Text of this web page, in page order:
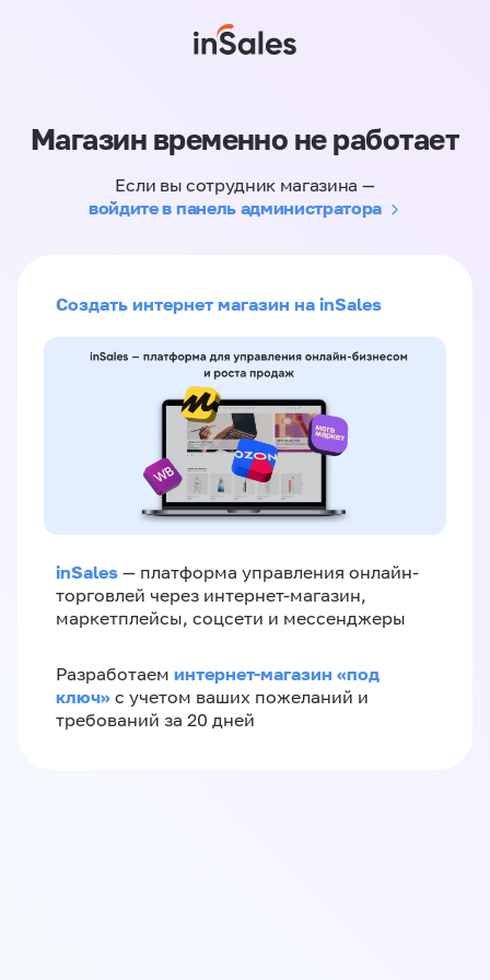
Магазин временно не работает
Если вы сотрудник магазина —
войдите в панель администратора
Создать интернет магазин на inSales
inSales — платформа управления онлайн-
торговлей через интернет-магазин,
маркетплейсы, соцсети и мессенджеры
Разработаем интернет-магазин «‎под
ключ»‎ с учетом ваших пожеланий и
требований за 20 дней